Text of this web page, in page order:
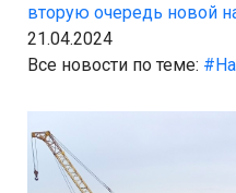
вторую очередь новой
21.04.2024
Все новости по теме: